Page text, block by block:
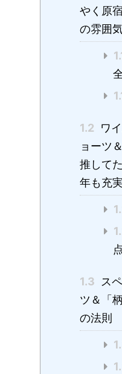
やく原
の雰囲
1.2
ワ
ョーツ
推して
年も充実
1.3
ス
ツ＆「
の法則